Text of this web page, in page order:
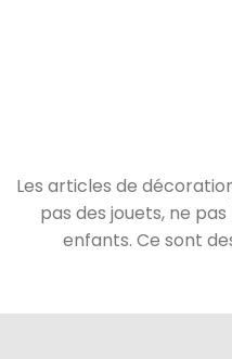
Les articles de
pas des jouets, ne
enfants. Ce sont